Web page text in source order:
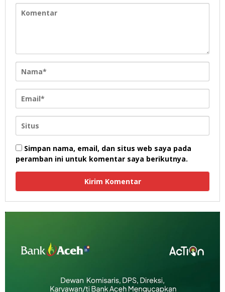
Simpan nama, email, dan situs web saya pada
peramban ini untuk komentar saya berikutnya.